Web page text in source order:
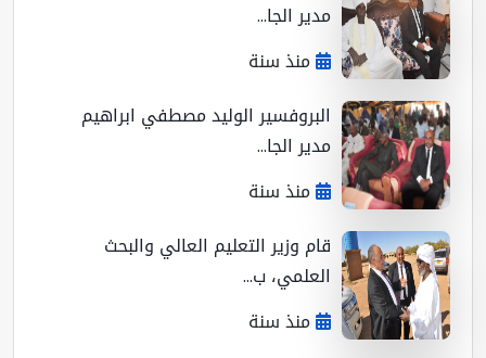
مدير الجا...
منذ سنة
البروفسير الوليد مصطفي ابراهيم
مدير الجا...
منذ سنة
قام وزير التعليم العالي والبحث
العلمي، ب...
منذ سنة